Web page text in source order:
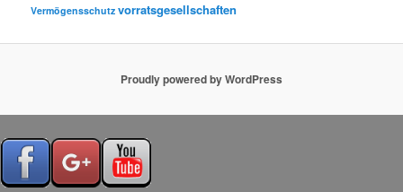
Vermögensschutz vorratsgesellschaften
Proudly powered by WordPress